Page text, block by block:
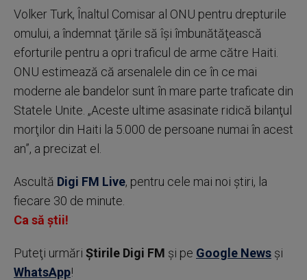
Volker Turk, Înaltul Comisar al ONU pentru drepturile
omului, a îndemnat ţările să îşi îmbunătăţească
eforturile pentru a opri traficul de arme către Haiti.
ONU estimează că arsenalele din ce în ce mai
moderne ale bandelor sunt în mare parte traficate din
Statele Unite. „Aceste ultime asasinate ridică bilanţul
morţilor din Haiti la 5.000 de persoane numai în acest
an”, a precizat el.
Ascultă Digi FM Live, pentru cele mai noi știri, la
fiecare 30 de minute.
Ca să știi!
Puteţi urmări Știrile Digi FM şi pe Google News şi
WhatsApp!